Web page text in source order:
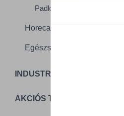
Padlójelölők és egyéb jelölők
Horeca
Egészségügy
INDUSTRIAL PACKAGING
AKCIÓS TERMÉKEK